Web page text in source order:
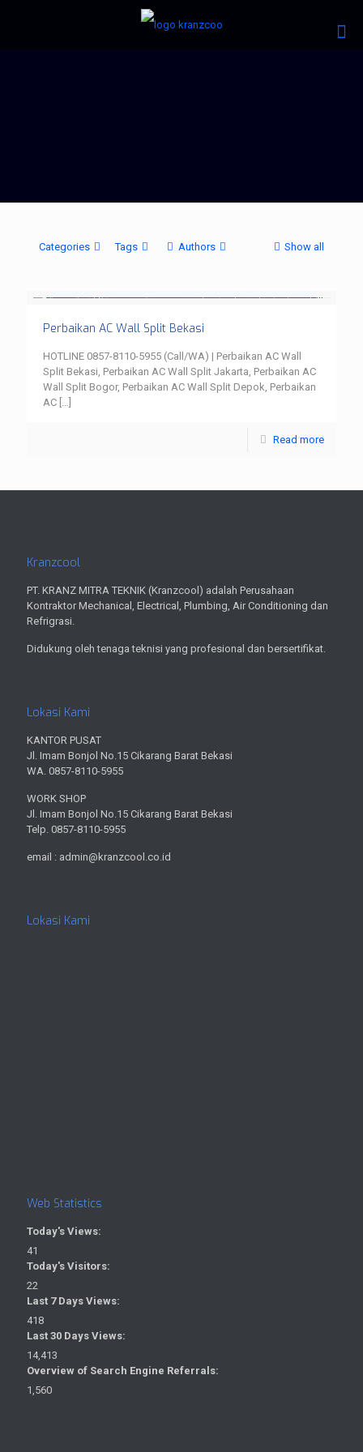
Categories Tags Authors Show all
Perbaikan AC Wall Split Bekasi
HOTLINE 0857-8110-5955 (Call/WA) | Perbaikan AC Wall
Split Bekasi, Perbaikan AC Wall Split Jakarta, Perbaikan AC
Wall Split Bogor, Perbaikan AC Wall Split Depok, Perbaikan
AC […]
Read more
Kranzcool
PT. KRANZ MITRA TEKNIK (Kranzcool) adalah Perusahaan
Kontraktor Mechanical, Electrical, Plumbing, Air Conditioning dan
Refrigrasi.
Didukung oleh tenaga teknisi yang profesional dan bersertifikat.
Lokasi Kami
KANTOR PUSAT
Jl. Imam Bonjol No.15 Cikarang Barat Bekasi
WA. 0857-8110-5955
WORK SHOP
Jl. Imam Bonjol No.15 Cikarang Barat Bekasi
Telp. 0857-8110-5955
email : admin@kranzcool.co.id
Lokasi Kami
Web Statistics
Today's Views:
41
Today's Visitors:
22
Last 7 Days Views:
418
Last 30 Days Views:
14,413
Overview of Search Engine Referrals:
1,560